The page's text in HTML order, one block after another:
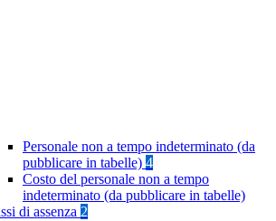
Personale non a tempo indeterminato (da
pubblicare in tabelle) 4
Costo del personale non a tempo
indeterminato (da pubblicare in tabelle)
di assenza 2